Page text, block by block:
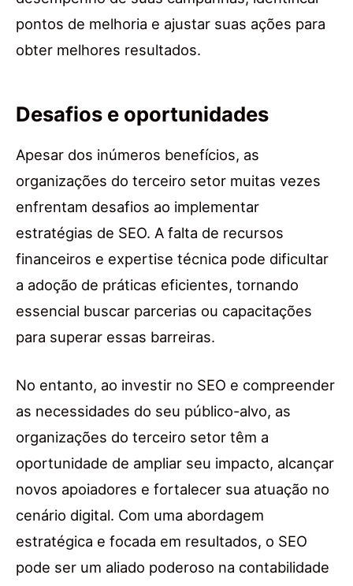
pontos de melhoria e ajustar suas ações para
obter melhores resultados.
Desafios e oportunidades
Apesar dos inúmeros benefícios, as
organizações do terceiro setor muitas vezes
enfrentam desafios ao implementar
estratégias de SEO. A falta de recursos
financeiros e expertise técnica pode dificultar
a adoção de práticas eficientes, tornando
essencial buscar parcerias ou capacitações
para superar essas barreiras.
No entanto, ao investir no SEO e compreender
as necessidades do seu público-alvo, as
organizações do terceiro setor têm a
oportunidade de ampliar seu impacto, alcançar
novos apoiadores e fortalecer sua atuação no
cenário digital. Com uma abordagem
estratégica e focada em resultados, o SEO
pode ser um aliado poderoso na contabilidade